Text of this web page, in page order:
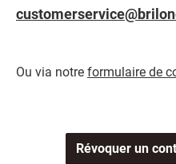
Ou via notre formulaire de
Révoquer un